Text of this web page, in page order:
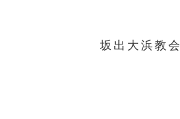
坂出大浜教会